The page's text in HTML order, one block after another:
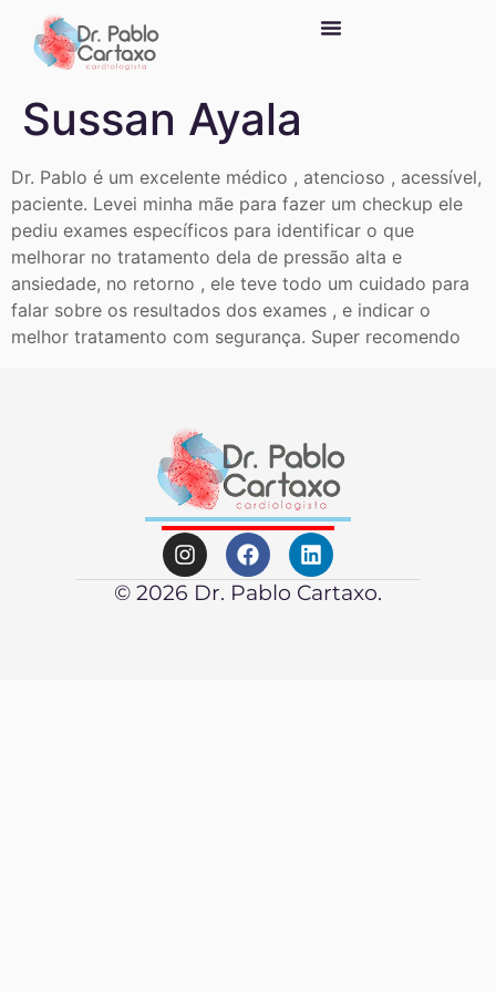
Sussan Ayala
Dr. Pablo é um excelente médico , atencioso , acessível,
paciente. Levei minha mãe para fazer um checkup ele
pediu exames específicos para identificar o que
melhorar no tratamento dela de pressão alta e
ansiedade, no retorno , ele teve todo um cuidado para
falar sobre os resultados dos exames , e indicar o
melhor tratamento com segurança. Super recomendo
© 2026 Dr. Pablo Cartaxo.